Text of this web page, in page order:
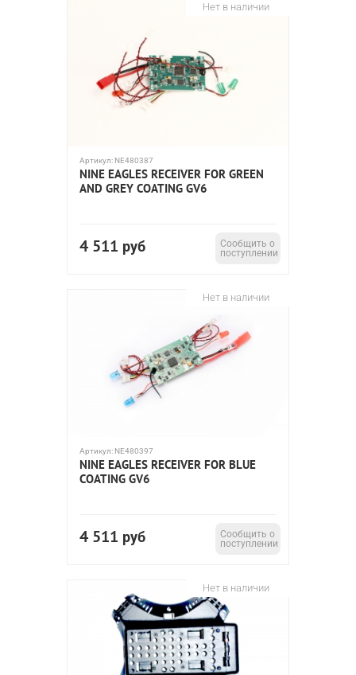
Нет в наличии
Артикул: NE480387
NINE EAGLES RECEIVER FOR GREEN
AND GREY COATING GV6
4 511 руб
Сообщить о
поступлении
Нет в наличии
Артикул: NE480397
NINE EAGLES RECEIVER FOR BLUE
COATING GV6
4 511 руб
Сообщить о
поступлении
Нет в наличии